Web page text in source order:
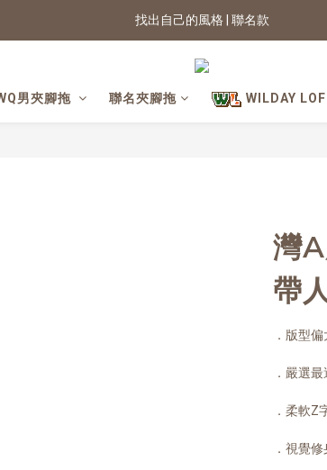
2026新色上市 | 快看
★七夕情人節 滿899送星月項鍊
2026新色上市 | 快看
男夾腳拖 聯名夾腳拖 WILDAY
灣
帶
．版型
．嚴選
．柔軟Z
．視覺